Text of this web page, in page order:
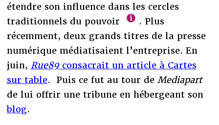
étendre son influence dans les cercles
traditionnels du pouvoir
. Plus
récemment, deux grands titres de la presse
numérique médiatisaient l’entreprise. En
juin, Rue89consacrait un article à Cartes
sur table. Puis ce fut au tour de Mediapart
de lui offrir une tribune en hébergeant son
blog.